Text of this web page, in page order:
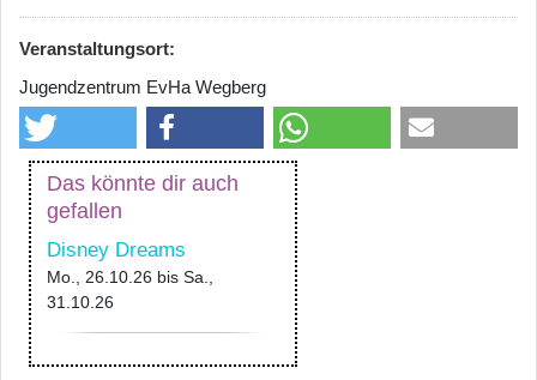
Veranstaltungsort:
Jugendzentrum EvHa Wegberg
Das könnte dir auch
gefallen
Disney Dreams
Mo., 26.10.26 bis Sa.,
31.10.26